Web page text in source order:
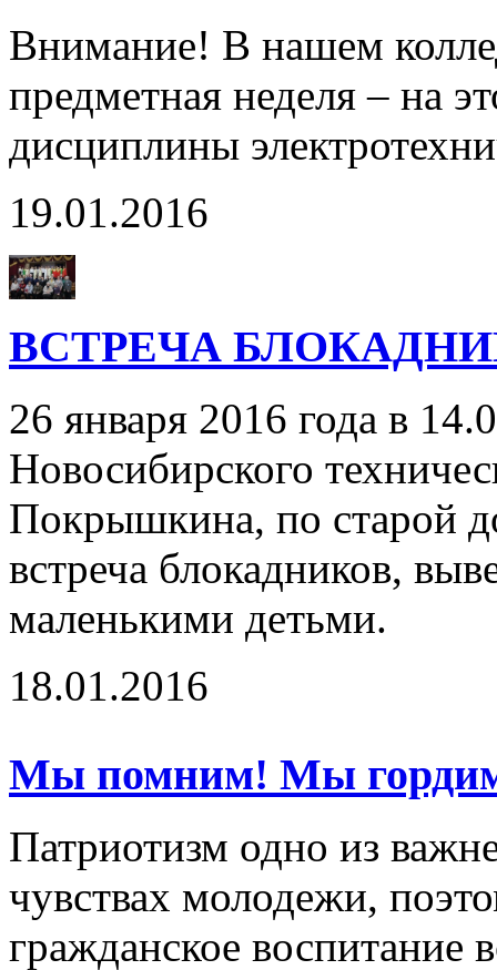
Внимание! В нашем
предметная неделя – на
дисциплины
19.01.2016
ВСТРЕЧА
26 января 2016 года в
Новосибирского
Покрышкина, по старой
встреча блокадников,
маленькими детьми.
18.01.2016
Мы помним! Мы
Патриотизм одно из
чувствах молодежи,
гражданское воспитание